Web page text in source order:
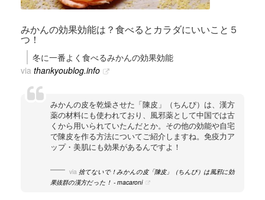
みかんの効果効能は？食べるとカラダにいいこと５
つ！
冬に一番よく食べるみかんの効果効能
via thankyoublog.info
みかんの皮を乾燥させた「陳皮」（ちんぴ）は、漢方
薬の材料にも使われており、風邪薬として中国では古
くから用いられていたんだとか。その他の効能や自宅
で陳皮を作る方法についてご紹介しますね。免疫力ア
ップ・美肌にも効果があるんですよ！
via 捨てないで！みかんの皮「陳皮」（ちんぴ）は風邪に効
果抜群の漢方だった！ - macaroni